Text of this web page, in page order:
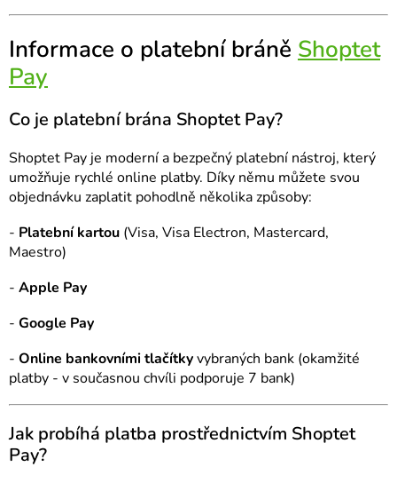
Informace o platební bráně Shoptet
Pay
Co je platební brána Shoptet Pay?
Shoptet Pay je moderní a bezpečný platební nástroj, který
umožňuje rychlé online platby. Díky němu můžete svou
objednávku zaplatit pohodlně několika způsoby:
- Platební kartou (Visa, Visa Electron, Mastercard,
Maestro)
- Apple Pay
- Google Pay
- Online bankovními tlačítkyvybraných bank (okamžité
platby - v současnou chvíli podporuje 7 bank)
Jak probíhá platba prostřednictvím Shoptet
Pay?